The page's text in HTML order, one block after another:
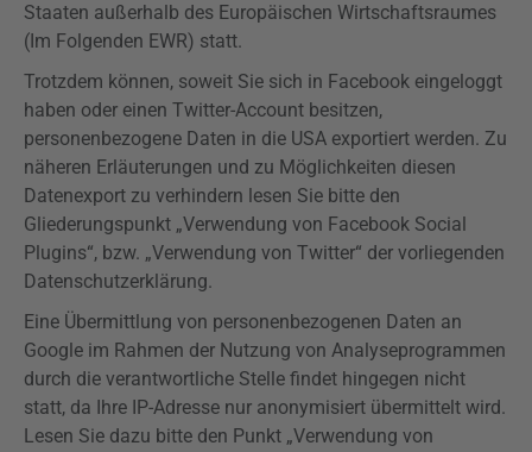
Staaten außerhalb des Europäischen Wirtschaftsraumes
(Im Folgenden EWR) statt.
Trotzdem können, soweit Sie sich in Facebook eingeloggt
haben oder einen Twitter-Account besitzen,
personenbezogene Daten in die USA exportiert werden. Zu
näheren Erläuterungen und zu Möglichkeiten diesen
Datenexport zu verhindern lesen Sie bitte den
Gliederungspunkt „Verwendung von Facebook Social
Plugins“, bzw. „Verwendung von Twitter“ der vorliegenden
Datenschutzerklärung.
Eine Übermittlung von personenbezogenen Daten an
Google im Rahmen der Nutzung von Analyseprogrammen
durch die verantwortliche Stelle findet hingegen nicht
statt, da Ihre IP-Adresse nur anonymisiert übermittelt wird.
Lesen Sie dazu bitte den Punkt „Verwendung von